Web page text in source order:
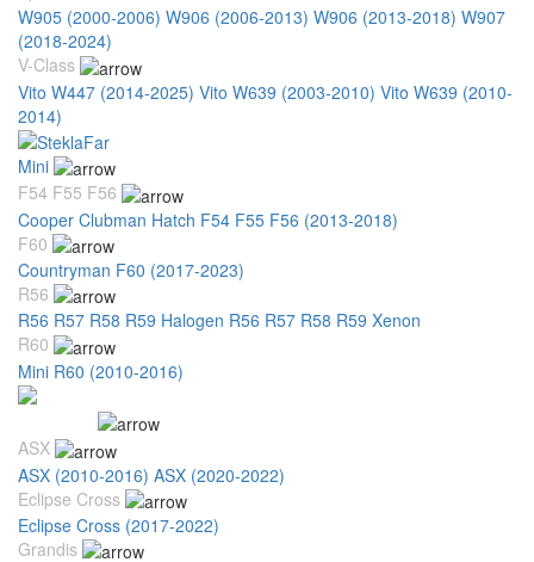
W905 (2000-2006) W906 (2006-2013) W906 (2013-2018) W907
(2018-2024)
V-Class
Vito W447 (2014-2025) Vito W639 (2003-2010) Vito W639 (2010-
2014)
Mini
F54 F55 F56
Cooper Clubman Hatch F54 F55 F56 (2013-2018)
F60
Countryman F60 (2017-2023)
R56
R56 R57 R58 R59 Halogen R56 R57 R58 R59 Xenon
R60
Mini R60 (2010-2016)
ASX
ASX (2010-2016) ASX (2020-2022)
Eclipse Cross
Eclipse Cross (2017-2022)
Grandis